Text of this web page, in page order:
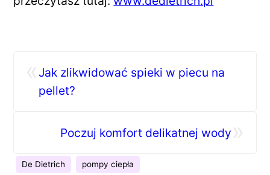
Jak zlikwidować spieki w piecu na
pellet?
Poczuj komfort delikatnej wody
De Dietrich pompy ciepła